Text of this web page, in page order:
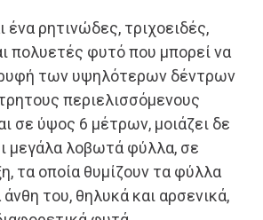
ένα ρητινώδες, τριχοειδές,
πολυετές φυτό που μπορεί να
των υψηλότερων δέντρων
περιελισσόμενους
σε ύψος 6 μέτρων, μοιάζει δε
μεγάλα λοβωτά φύλλα, σε
τα οποία θυμίζουν τα φύλλα
του, θηλυκά και αρσενικά,